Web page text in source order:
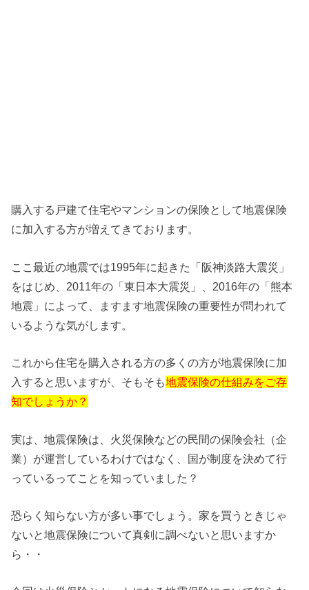
購入する戸建て住宅やマンションの保険として地震保険
に加入する方が増えてきております。
ここ最近の地震では1995年に起きた「阪神淡路大震災」
をはじめ、2011年の「東日本大震災」、2016年の「熊本
地震」によって、ますます地震保険の重要性が問われて
いるような気がします。
これから住宅を購入される方の多くの方が地震保険に加
入すると思いますが、そもそも地震保険の仕組みをご存
知でしょうか？
実は、地震保険は、火災保険などの民間の保険会社（企
業）が運営しているわけではなく、国が制度を決めて行
っているってことを知っていました？
恐らく知らない方が多い事でしょう。家を買うときじゃ
ないと地震保険について真剣に調べないと思いますか
ら・・